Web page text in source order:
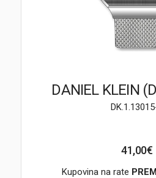
POKLON VAUČER
DANIEL KLEIN
41,00€
Kupovina na rate